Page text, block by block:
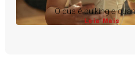
O que é bulking e
Leia Mais